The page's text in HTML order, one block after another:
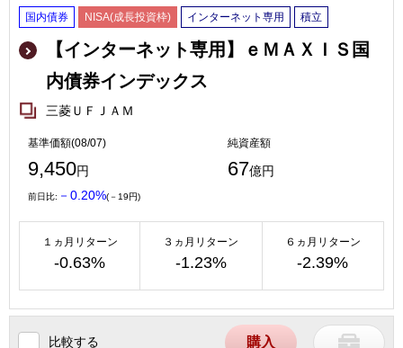
国内債券 NISA(成長投資枠) インターネット専用 積立
【インターネット専用】ｅＭＡＸＩＳ国
内債券インデックス
三菱ＵＦＪＡＭ
基準価額(08/07)
9,450円
純資産額
67億円
前日比: －0.20%(－19円)
１ヵ月リターン
-0.63%
３ヵ月リターン
-1.23%
６ヵ月リターン
-2.39%
比較する 購入